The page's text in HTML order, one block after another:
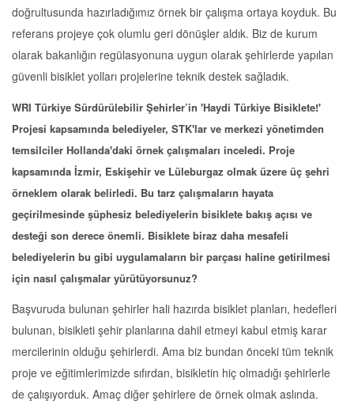
doğrultusunda hazırladığımız örnek bir çalışma ortaya koyduk. Bu
referans projeye çok olumlu geri dönüşler aldık. Biz de kurum
olarak bakanlığın regülasyonuna uygun olarak şehirlerde yapılan
güvenli bisiklet yolları projelerine teknik destek sağladık.
WRI Türkiye Sürdürülebilir Şehirler’in 'Haydi Türkiye Bisiklete!'
Projesi kapsamında belediyeler, STK'lar ve merkezi yönetimden
temsilciler Hollanda'daki örnek çalışmaları inceledi. Proje
kapsamında İzmir, Eskişehir ve Lüleburgaz olmak üzere üç şehri
örneklem olarak belirledi. Bu tarz çalışmaların hayata
geçirilmesinde şüphesiz belediyelerin bisiklete bakış açısı ve
desteği son derece önemli. Bisiklete biraz daha mesafeli
belediyelerin bu gibi uygulamaların bir parçası haline getirilmesi
için nasıl çalışmalar yürütüyorsunuz?
Başvuruda bulunan şehirler hali hazırda bisiklet planları, hedefleri
bulunan, bisikleti şehir planlarına dahil etmeyi kabul etmiş karar
mercilerinin olduğu şehirlerdi. Ama biz bundan önceki tüm teknik
proje ve eğitimlerimizde sıfırdan, bisikletin hiç olmadığı şehirlerle
de çalışıyorduk. Amaç diğer şehirlere de örnek olmak aslında.